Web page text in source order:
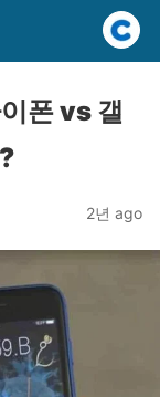
폰 vs 갤
2년 ago